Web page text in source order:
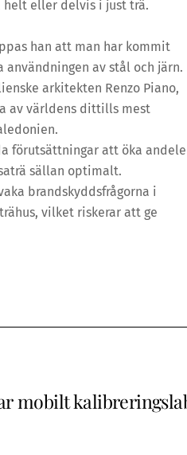
helt eller delvis i just trä.
han att man har kommit
av stål och järn.
arkitekten Renzo Piano,
av världens dittills mest
förutsättningar att öka
sällan optimalt.
brandskyddsfrågorna i
vilket riskerar att ge
mobilt